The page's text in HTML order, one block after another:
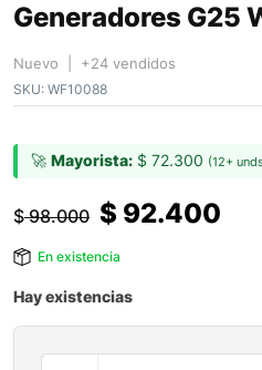
Generadores G25
Nuevo | +24 vendidos
SKU: WF10088
🚀 Mayorista: $ 72.300 (12+
$98.000 $ 92.400
En existencia
Hay existencias